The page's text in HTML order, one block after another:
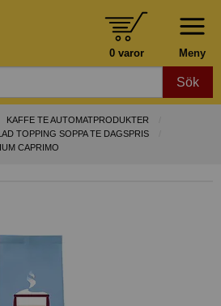
Meny
0 varor
Sök
KAFFE TE AUTOMATPRODUKTER
TOPPING SOPPA TE DAGSPRIS
CAPRIMO